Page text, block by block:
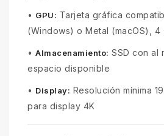
• GPU: Tarjeta gráfica
(Windows) o Metal (macOS), 4
• Almacenamiento: SSD con al
espacio disponible
• Display: Resolución mínima
para display 4K